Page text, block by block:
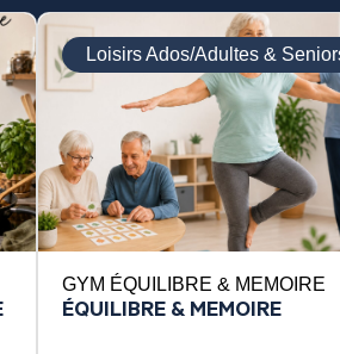
Loisirs Ados/Adultes &
GYM ÉQUILIBRE & MEMOIRE
ÉQUILIBRE & MEMOIRE